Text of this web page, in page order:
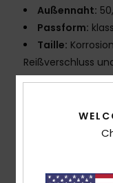
Außennaht:
Passform:
Taille:
Reißverschluss
Taschen: